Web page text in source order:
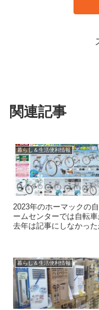
関連記事
暮らし＆生活便利情報
2023年のホーマックの
ームセンターでは自転
去年は記事にしなかっ
暮らし＆生活便利情報